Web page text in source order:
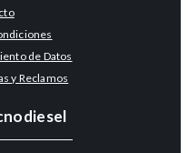
de Datos
y Reclamos